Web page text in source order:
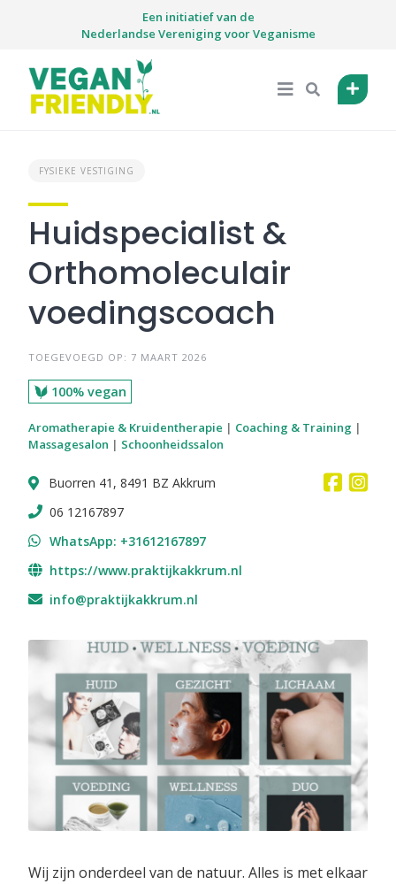
Een initiatief van de
Nederlandse Vereniging voor Veganisme
FYSIEKE VESTIGING
Huidspecialist &
Orthomoleculair
voedingscoach
TOEGEVOEGD OP: 7 MAART 2026
100% vegan
Aromatherapie & Kruidentherapie | Coaching & Training |
Massagesalon | Schoonheidssalon
Buorren 41, 8491 BZ Akkrum
06 12167897
WhatsApp: +31612167897
https://www.praktijkakkrum.nl
info@praktijkakkrum.nl
Wij zijn onderdeel van de natuur. Alles is met elkaar